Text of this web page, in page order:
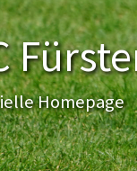
Homepage